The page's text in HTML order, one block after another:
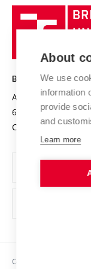
Research quality
Research
Projects
Projects from
Specific University
International Staff
International
Sustainable
Safe University
Organization
Official notice board
Personal Data
Support and
BRNO UNIVERSITY
Antonínská 548/1
602 00 Brno
Czech Republic
Copyright © 2026 VUT
About
We use
information
provide
and
Learn more